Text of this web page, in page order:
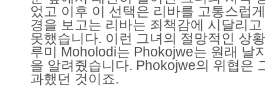
었고 이후 이 선택은 리바를 고통스럽
경을 보고는 리바는 죄책감에 시달리
못했습니다. 이런 그녀의 절망적인 상
루미 Moholodi는 Phokojwe는 원래 날
을 알려줬습니다. Phokojwe의 위협은
과했던 것이죠.